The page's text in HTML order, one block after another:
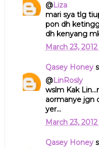
@Liza
mari sya tlg
pon dh
dh kenyang
March 23, 2012
Qasey Honey
@LinRosly
wslm Kak
aormanye jgn
yer...
March 23,
Qasey Honey